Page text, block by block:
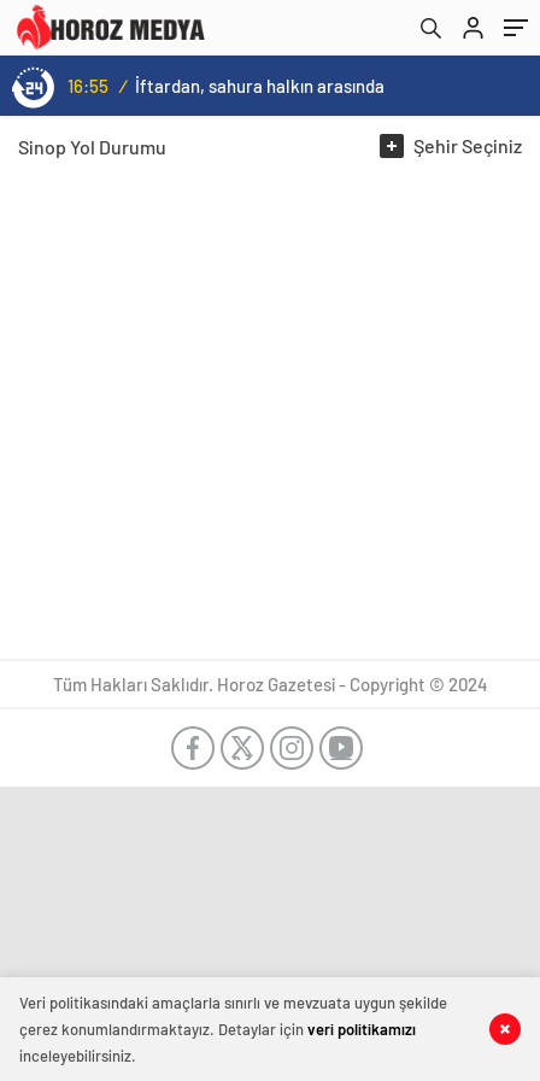
16:55 / İftardan, sahura halkın arasında
Sinop Yol Durumu ŞehirSeçiniz
Tüm Hakları Saklıdır. Horoz Gazetesi - Copyright © 2024
Veri politikasındaki amaçlarla sınırlı ve mevzuata uygun şekilde
çerez konumlandırmaktayız. Detaylar içinveri politikamızı
inceleyebilirsiniz.